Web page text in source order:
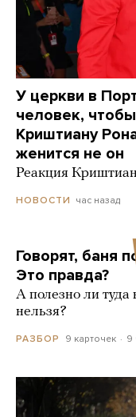
У церкви в
человек,
Криштиану
женится не он
Реакция
НОВОСТИ час назад
Говорят, баня
Это правда?
А полезно ли туда
нельзя?
РАЗБОР 9 карточек 9